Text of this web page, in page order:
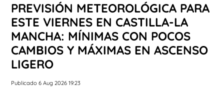
PREVISIÓN METEOROLÓGICA PARA
ESTE VIERNES EN CASTILLA-LA
MANCHA: MÍNIMAS CON POCOS
CAMBIOS Y MÁXIMAS EN ASCENSO
LIGERO
Publicado 6 Aug 2026 19:23